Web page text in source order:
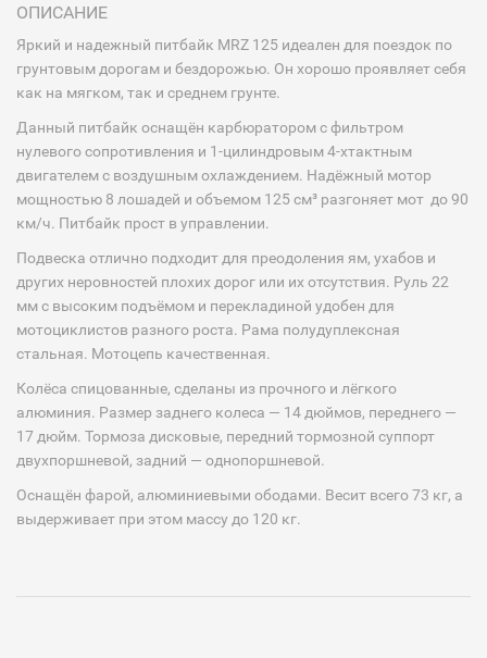
ОПИСАНИЕ
Яркий и надежный питбайк MRZ 125 идеален для поездок по
грунтовым дорогам и бездорожью. Он хорошо проявляет себя
как на мягком, так и среднем грунте.
Данный питбайк оснащён карбюратором с фильтром
нулевого сопротивления и 1-цилиндровым 4-хтактным
двигателем с воздушным охлаждением. Надёжный мотор
мощностью 8 лошадей и объемом 125 см³ разгоняет мот до 90
км/ч. Питбайк прост в управлении.
Подвеска отлично подходит для преодоления ям, ухабов и
других неровностей плохих дорог или их отсутствия. Руль 22
мм с высоким подъёмом и перекладиной удобен для
мотоциклистов разного роста. Рама полудуплексная
стальная. Мотоцепь качественная.
Колёса спицованные, сделаны из прочного и лёгкого
алюминия. Размер заднего колеса — 14 дюймов, переднего —
17 дюйм. Тормоза дисковые, передний тормозной суппорт
двухпоршневой, задний — однопоршневой.
Оснащён фарой, алюминиевыми ободами. Весит всего 73 кг, а
выдерживает при этом массу до 120 кг.